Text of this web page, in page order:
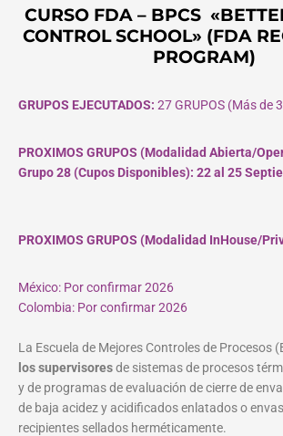
CURSO FDA – BPCS
CONTROL SCHOOL» (FDA
PROGRAM)
GRUPOS EJECUTADOS: 27 GRUPOS (Más de
PROXIMOS GRUPOS (Modalidad Abierta/
Grupo 28 (Cupos Disponibles): 22 al 25
PROXIMOS GRUPOS (Modalidad InHouse/
México: Por confirmar 2026
Colombia: Por confirmar 2026
La Escuela de Mejores Controles de Procesos
los supervisoresde sistemas de procesos
y de programas de evaluación de cierre de
de baja acidez y acidificados enlatados o
recipientes sellados herméticamente.